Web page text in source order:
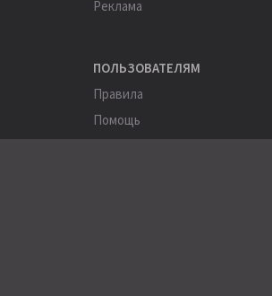
Реклама
ПОЛЬЗОВАТЕЛЯМ
Правила
Помощь